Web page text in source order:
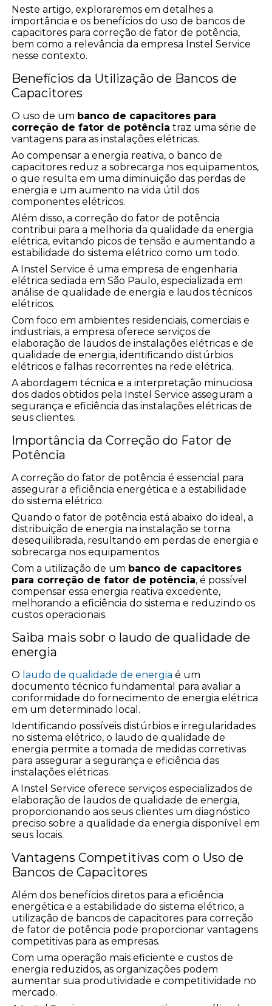
Neste artigo, exploraremos em detalhes a
importância e os benefícios do uso de bancos de
capacitores para correção de fator de potência,
bem como a relevância da empresa Instel Service
nesse contexto.
Benefícios da Utilização de Bancos de
Capacitores
O uso de um banco de capacitores para
correção de fator de potência traz uma série de
vantagens para as instalações elétricas.
Ao compensar a energia reativa, o banco de
capacitores reduz a sobrecarga nos equipamentos,
o que resulta em uma diminuição das perdas de
energia e um aumento na vida útil dos
componentes elétricos.
Além disso, a correção do fator de potência
contribui para a melhoria da qualidade da energia
elétrica, evitando picos de tensão e aumentando a
estabilidade do sistema elétrico como um todo.
A Instel Service é uma empresa de engenharia
elétrica sediada em São Paulo, especializada em
análise de qualidade de energia e laudos técnicos
elétricos.
Com foco em ambientes residenciais, comerciais e
industriais, a empresa oferece serviços de
elaboração de laudos de instalações elétricas e de
qualidade de energia, identificando distúrbios
elétricos e falhas recorrentes na rede elétrica.
A abordagem técnica e a interpretação minuciosa
dos dados obtidos pela Instel Service asseguram a
segurança e eficiência das instalações elétricas de
seus clientes.
Importância da Correção do Fator de
Potência
A correção do fator de potência é essencial para
assegurar a eficiência energética e a estabilidade
do sistema elétrico.
Quando o fator de potência está abaixo do ideal, a
distribuição de energia na instalação se torna
desequilibrada, resultando em perdas de energia e
sobrecarga nos equipamentos.
Com a utilização de um banco de capacitores
para correção de fator de potência, é possível
compensar essa energia reativa excedente,
melhorando a eficiência do sistema e reduzindo os
custos operacionais.
Saiba mais sobr o laudo de qualidade de
energia
O laudo de qualidade de energia é um
documento técnico fundamental para avaliar a
conformidade do fornecimento de energia elétrica
em um determinado local.
Identificando possíveis distúrbios e irregularidades
no sistema elétrico, o laudo de qualidade de
energia permite a tomada de medidas corretivas
para assegurar a segurança e eficiência das
instalações elétricas.
A Instel Service oferece serviços especializados de
elaboração de laudos de qualidade de energia,
proporcionando aos seus clientes um diagnóstico
preciso sobre a qualidade da energia disponível em
seus locais.
Vantagens Competitivas com o Uso de
Bancos de Capacitores
Além dos benefícios diretos para a eficiência
energética e a estabilidade do sistema elétrico, a
utilização de bancos de capacitores para correção
de fator de potência pode proporcionar vantagens
competitivas para as empresas.
Com uma operação mais eficiente e custos de
energia reduzidos, as organizações podem
aumentar sua produtividade e competitividade no
mercado.